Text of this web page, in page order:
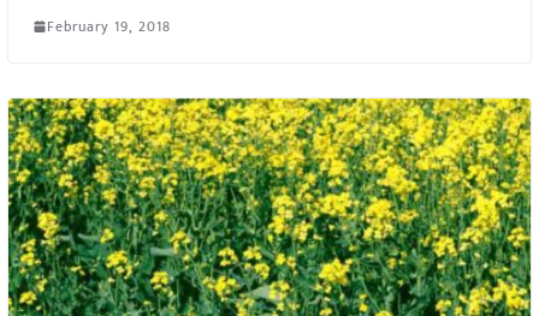
February 19, 2018